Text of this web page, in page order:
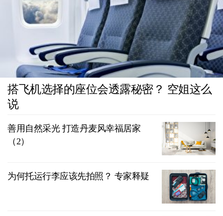
搭飞机选择的座位会透露秘密？ 空姐这么
说
善用自然采光 打造丹麦风幸福居家
（2）
为何托运行李应该先拍照？ 专家释疑